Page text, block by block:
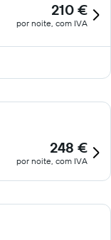
210 €
por noite, com IVA
248 €
por noite, com IVA